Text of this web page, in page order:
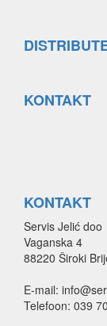
KONTAKT
KONTAKT
Servis Jelić doo
Vaganska 4
88220 Široki
E-mail:
Telefoon: 039